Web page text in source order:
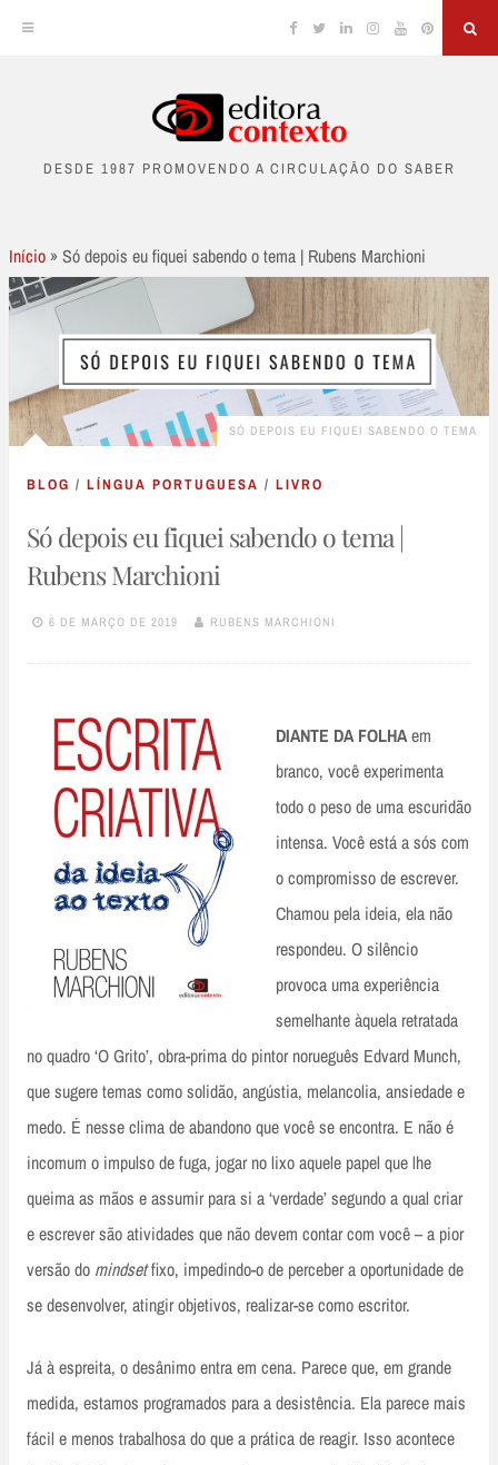
content
Facebook
TwitterLinkedinInstagram
YouTubePinterest
DESDE 1987 PROMOVENDO A CIRCULAÇÃO DO SABER
Início »Só depois eu fiquei sabendo o tema | Rubens Marchioni
SÓ DEPOIS EU FIQUEI SABENDO O TEMA
BLOG / LÍNGUA PORTUGUESA / LIVRO
Só depois eu fiquei sabendo o tema |
Rubens Marchioni
6 DE MARÇO DE 2019 RUBENS MARCHIONI
DIANTE DA FOLHAem
branco, você experimenta
todo o peso de uma escuridão
intensa. Você está a sós com
o compromisso de escrever.
Chamou pela ideia, ela não
respondeu. O silêncio
provoca uma experiência
semelhante àquela retratada
no quadro ‘O Grito’, obra-prima do pintor norueguês Edvard Munch,
que sugere temas como solidão, angústia, melancolia, ansiedade e
medo. É nesse clima de abandono que você se encontra. E não é
incomum o impulso de fuga, jogar no lixo aquele papel que lhe
queima as mãos e assumir para si a ‘verdade’ segundo a qual criar
e escrever são atividades que não devem contar com você – a pior
versão do mindsetfixo, impedindo-o de perceber a oportunidade de
se desenvolver, atingir objetivos, realizar-se como escritor.
Já à espreita, o desânimo entra em cena. Parece que, em grande
medida, estamos programados para a desistência. Ela parece mais
fácil e menos trabalhosa do que a prática de reagir. Isso acontece